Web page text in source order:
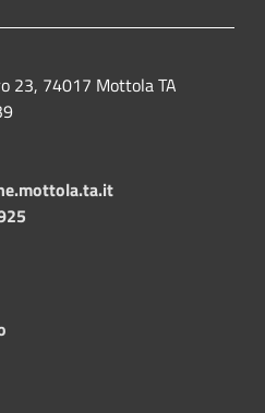
23, 74017 Mottola TA